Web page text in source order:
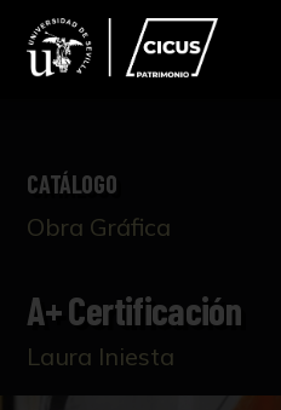
CATÁLOGO
Obra Gráfica
A+ Certificación
Laura Iniesta